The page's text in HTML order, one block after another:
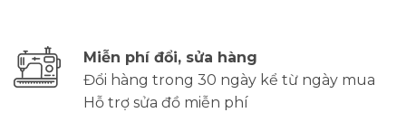
Miễn phí đổi, sửa hàng
Đổi hàng trong 30 ngày kể từ ngày mua
Hỗ trợ sửa đồ miễn phí